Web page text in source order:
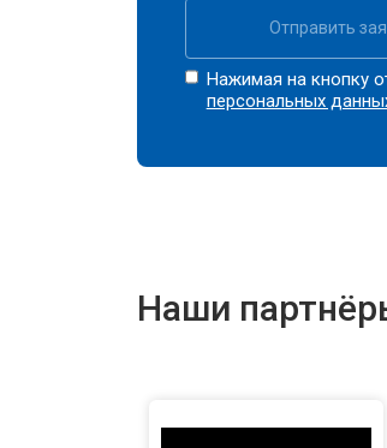
Отправить
Нажимая на кнопку
персональных
Наши